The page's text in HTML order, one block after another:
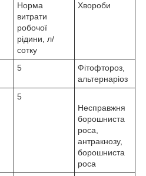
Норма
витрати
робочої
рідини, л/
сотку
Хвороби
5
Фітофтороз,
альтернаріоз
5
Несправжня
борошниста
роса,
антракнозу,
борошниста
роса